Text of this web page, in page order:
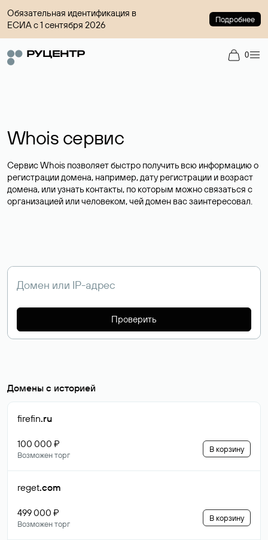
Обязательная идентификация в
ЕСИА с 1 сентября 2026
Подробнее
0
Whois сервис
Сервис Whois позволяет быстро получить всю информацию о
регистрации домена, например, дату регистрации и возраст
домена, или узнать контакты, по которым можно связаться с
организацией или человеком, чей домен вас заинтересовал.
Проверить
Домены с историей
firefin.ru
100 000 ₽
Возможен торг
В корзину
reget.com
499 000 ₽
Возможен торг
В корзину